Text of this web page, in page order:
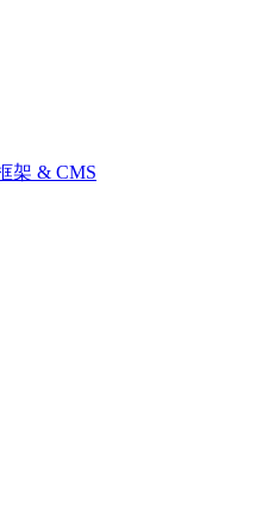
架 & CMS